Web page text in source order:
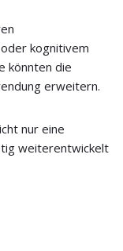
kognitivem
könnten die
erweitern.
nur eine
weiterentwickelt